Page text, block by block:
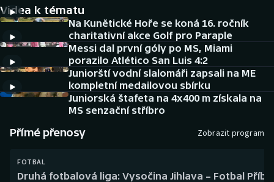
Cyklistika
DALŠÍ SPORTY
Americký fotbal
Baseball a softbal
Basketbal
Biatlon
NEPŘEHLÉDNĚTE
Historické návraty
Aplikace ČT sport
Videa k tématu
Na Kunětické Hoře se koná 16. ročník
charitativní akce Golf pro Paraple
Messi dal první góly po MS, Miami
porazilo Atlético San Luis 4:2
Juniorští vodní slalomáři zapsali na ME
kompletní medailovou sbírku
Juniorská štafeta na 4x400 m získala na
MS senzační stříbro
Přímé přenosy Zobrazit program
FOTBAL
Druhá fotbalová liga: Vysočina Jihlava – Fotbal